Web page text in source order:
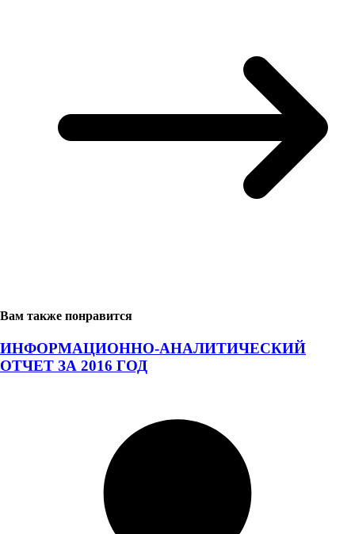
Вам также понравится
ИНФОРМАЦИОННО-АНАЛИТИЧЕСКИЙ
ОТЧЕТ ЗА 2016 ГОД